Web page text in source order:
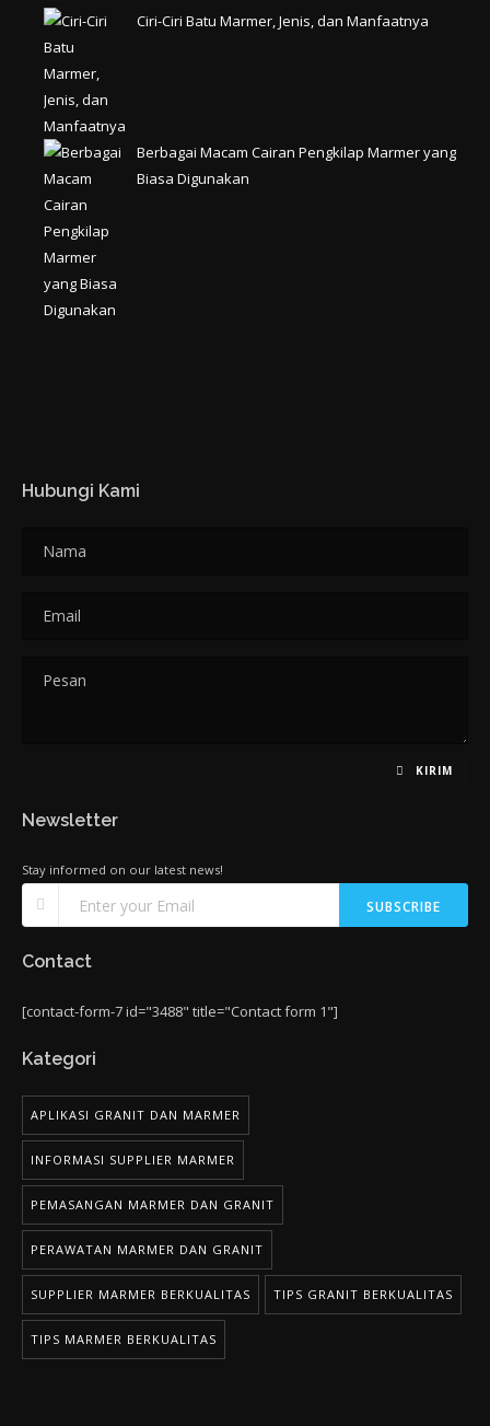
Ciri-Ciri Batu Marmer, Jenis, dan Manfaatnya
Berbagai Macam Cairan Pengkilap Marmer yang
Biasa Digunakan
Hubungi Kami
KIRIM
Newsletter
Stay informed on our latest news!
SUBSCRIBE
Contact
[contact-form-7 id="3488" title="Contact form 1"]
Kategori
APLIKASI GRANIT DAN MARMER
INFORMASI SUPPLIER MARMER
PEMASANGAN MARMER DAN GRANIT
PERAWATAN MARMER DAN GRANIT
SUPPLIER MARMER BERKUALITAS TIPS GRANIT BERKUALITAS
TIPS MARMER BERKUALITAS